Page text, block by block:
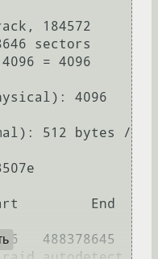
184572
sectors
= 4096
4096
512 bytes /
488378645